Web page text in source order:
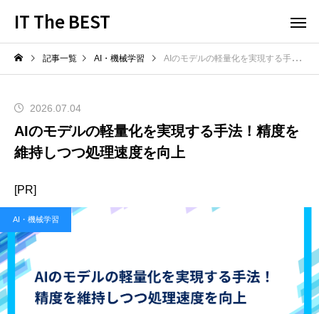
IT The BEST
記事一覧 AI・機械学習 AIのモデルの軽量化を実現する手法！精度を維持しつつ処理速度を向上
2026.07.04
AIのモデルの軽量化を実現する手法！精度を
維持しつつ処理速度を向上
[PR]
AI・機械学習